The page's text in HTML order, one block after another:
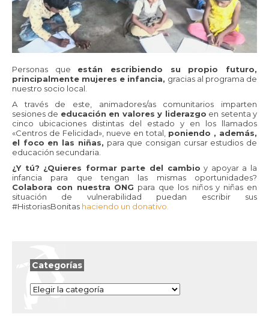
Personas que están escribiendo su propio futuro,
principalmente mujeres e infancia, gracias al programa de
nuestro socio local.
A través de este, animadores/as comunitarios imparten
sesiones de educación en valores y liderazgo en setenta y
cinco ubicaciones distintas del estado y en los llamados
«Centros de Felicidad», nueve en total, poniendo , además,
el foco en las niñas, para que consigan cursar estudios de
educación secundaria.
¿Y tú? ¿Quieres formar parte del cambio y apoyar a la
infancia para que tengan las mismas oportunidades?
Colabora con nuestra ONG para que los niños y niñas en
situación de vulnerabilidad puedan escribir sus
#HistoriasBonitas haciendo un donativo.
Categorías
Categorías